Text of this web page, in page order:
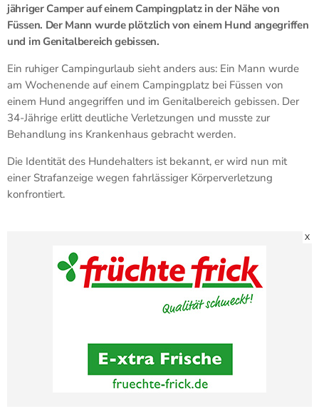
jähriger Camper auf einem Campingplatz in der Nähe von
Füssen. Der Mann wurde plötzlich von einem Hund angegriffen
und im Genitalbereich gebissen.
Ein ruhiger Campingurlaub sieht anders aus: Ein Mann wurde
am Wochenende auf einem Campingplatz bei Füssen von
einem Hund angegriffen und im Genitalbereich gebissen. Der
34-Jährige erlitt deutliche Verletzungen und musste zur
Behandlung ins Krankenhaus gebracht werden.
Die Identität des Hundehalters ist bekannt, er wird nun mit
einer Strafanzeige wegen fahrlässiger Körperverletzung
konfrontiert.
X